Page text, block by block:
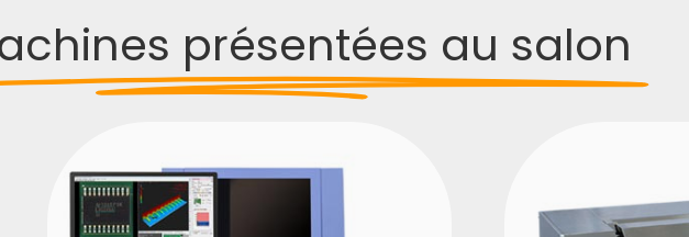
présentées au salon